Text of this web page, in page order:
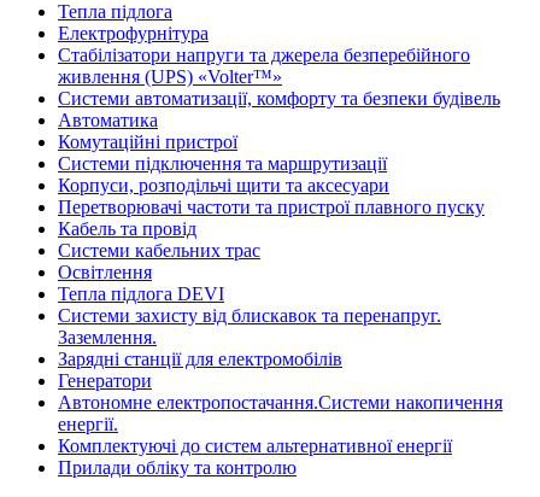
Тепла підлога
Електрофурнітура
Cтабілізатори напруги та джерела безперебійного
живлення (UPS) «Volter™»
Системи автоматизації, комфорту та безпеки будівель
Автоматика
Комутаційні пристрої
Системи підключення та маршрутизації
Корпуси, розподільчі щити та аксесуари
Перетворювачі частоти та пристрої плавного пуску
Кабель та провід
Системи кабельних трас
Освітлення
Тепла підлога DEVI
Системи захисту від блискавок та перенапруг.
Заземлення.
Зарядні станції для електромобілів
Генератори
Автономне електропостачання.Системи накопичення
енергії.
Комплектуючі до систем альтернативної енергії
Прилади обліку та контролю